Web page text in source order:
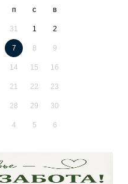
п с в
31 1 2
7 8 9
14 15 16
21 22 23
28 29 30
4 5 6